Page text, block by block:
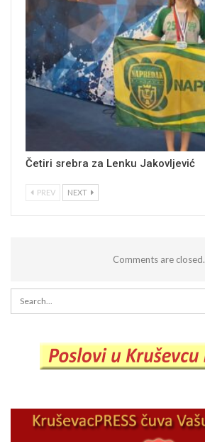
Četiri srebra za Lenku Jakovljević
PREV NEXT
Comments are closed.